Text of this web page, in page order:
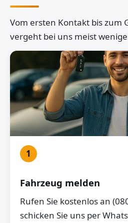
Vom ersten Kontakt bis zum
vergeht bei uns meist
1
Fahrzeug melden
Rufen Sie kostenlos an
schicken Sie uns per